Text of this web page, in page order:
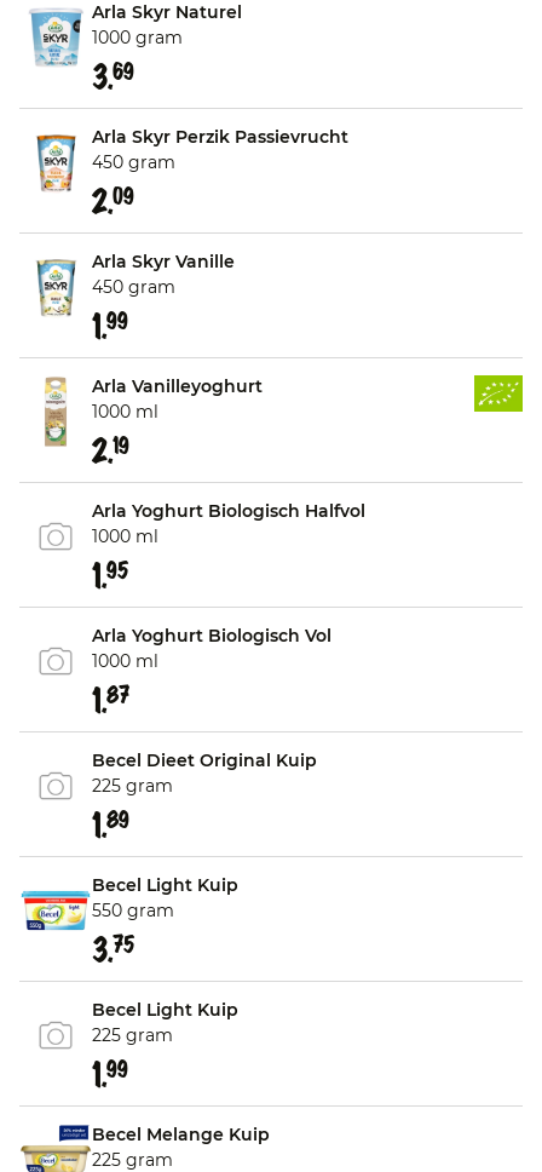
Arla Skyr Naturel
1000 gram
3.69
Arla Skyr Perzik Passievrucht
450 gram
2.09
Arla Skyr Vanille
450 gram
1.99
Arla Vanilleyoghurt
1000 ml
2.19
Arla Yoghurt Biologisch Halfvol
1000 ml
1.95
Arla Yoghurt Biologisch Vol
1000 ml
1.87
Becel Dieet Original Kuip
225 gram
1.89
Becel Light Kuip
550 gram
3.75
Becel Light Kuip
225 gram
1.99
Becel Melange Kuip
225 gram